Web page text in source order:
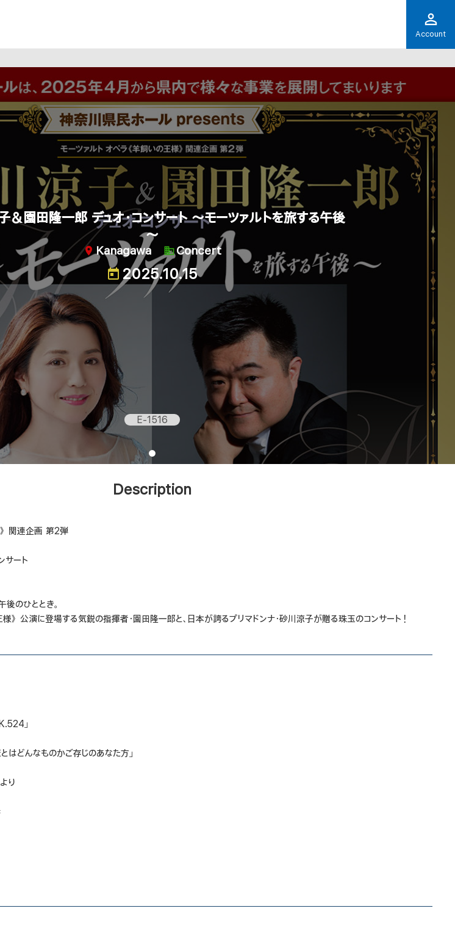
Account
＆園田隆一郎 デュオ・コンサート ～モーツァルトを旅する午後
～
Kanagawa Concert
2025.10.15
E-1516
Description
》関連企画 第2弾
サート
のひととき。
》公演に登場する気鋭の指揮者・園田隆一郎と、日本が誇るプリマドンナ・砂川涼子が贈る珠玉のコンサート！
」
はどんなものかご存じのあなた方」
り